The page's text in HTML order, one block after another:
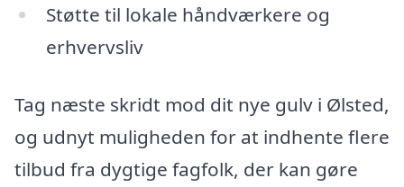
Støtte til lokale håndværkere og
erhvervsliv
Tag næste skridt mod dit nye gulv i Ølsted,
og udnyt muligheden for at indhente flere
tilbud fra dygtige fagfolk, der kan gøre